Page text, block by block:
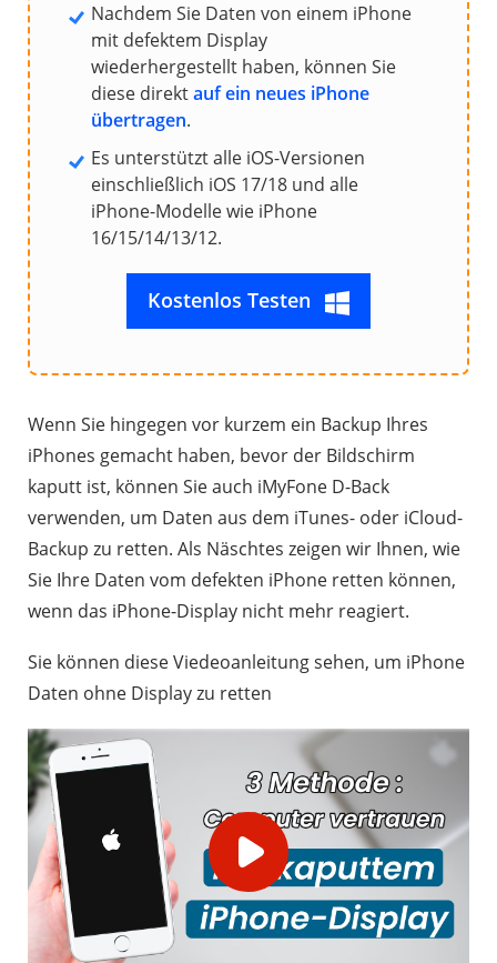
Nachdem Sie Daten von einem iPhone
mit defektem Display
wiederhergestellt haben, können Sie
diese direktauf ein neues iPhone
übertragen.
Es unterstützt alle iOS-Versionen
einschließlich iOS 17/18 und alle
iPhone-Modelle wie iPhone
16/15/14/13/12.
Kostenlos Testen
Wenn Sie hingegen vor kurzem ein Backup Ihres
iPhones gemacht haben, bevor der Bildschirm
kaputt ist, können Sie auch iMyFone D-Back
verwenden, um Daten aus dem iTunes- oder iCloud-
Backup zu retten. Als Näschtes zeigen wir Ihnen, wie
Sie Ihre Daten vom defekten iPhone retten können,
wenn das iPhone-Display nicht mehr reagiert.
Sie können diese Viedeoanleitung sehen, um iPhone
Daten ohne Display zu retten